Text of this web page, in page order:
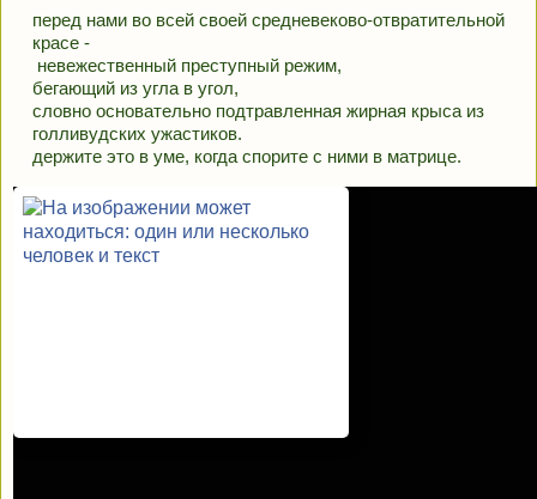
перед нами во всей своей средневеково-отвратительной
красе -
невежественный преступный режим,
бегающий из угла в угол,
словно основательно подтравленная жирная крыса из
голливудских ужастиков.
держите это в уме, когда спорите с ними в матрице.
Вы, Гюнай